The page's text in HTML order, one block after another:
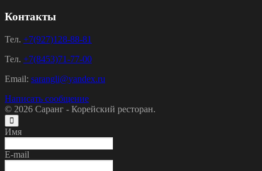
Контакты
Тел. +7(927)128-88-81
Тел. +7(8453)71-77-00
Email: sarangli@yandex.ru
Написать сообщение
© 2026 Саранг - Корейский ресторан.
Имя
E-mail